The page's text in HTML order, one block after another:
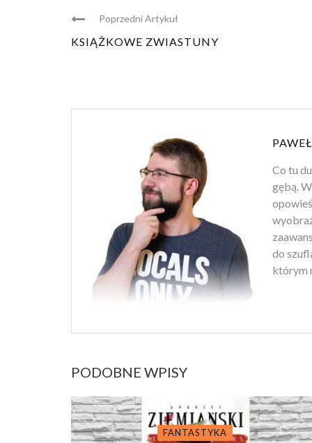
Poprzedni Artykuł
KSIĄŻKOWE ZWIASTUNY
Co tu
gębą.
do
którym
PODOBNE WPISY
FANTASTYKA